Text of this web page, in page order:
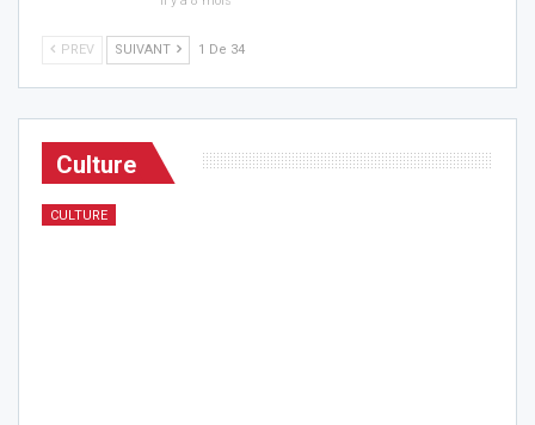
PREV SUIVANT 1 De 34
Culture
CULTURE